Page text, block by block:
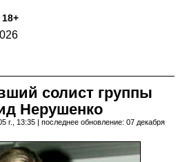
солист группы
Нерушенко
г., 13:35 | последнее обновление: 07 декабря